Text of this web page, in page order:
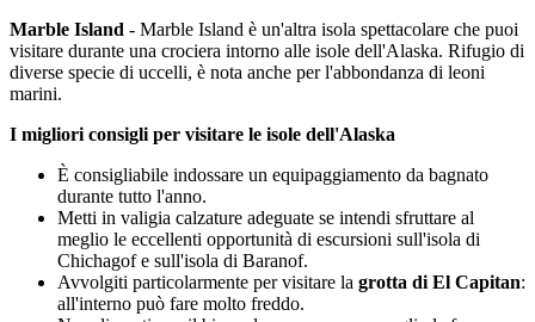
Marble Island - Marble Island è un'altra isola spettacolare che puoi
visitare durante una crociera intorno alle isole dell'Alaska. Rifugio di
diverse specie di uccelli, è nota anche per l'abbondanza di leoni
marini.
I migliori consigli per visitare le isole dell'Alaska
È consigliabile indossare un equipaggiamento da bagnato
durante tutto l'anno.
Metti in valigia calzature adeguate se intendi sfruttare al
meglio le eccellenti opportunità di escursioni sull'isola di
Chichagof e sull'isola di Baranof.
Avvolgiti particolarmente per visitare la grotta di El Capitan:
all'interno può fare molto freddo.